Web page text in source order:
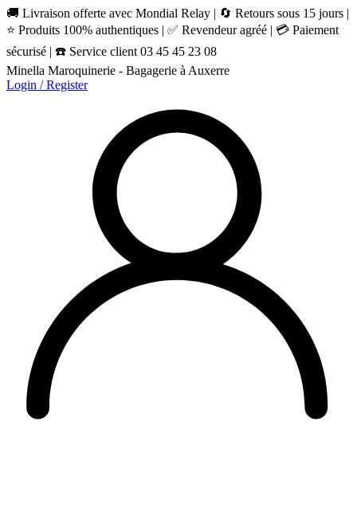
🚚 Livraison offerte avec Mondial Relay | 🔄 Retours sous 15 jours |
⭐ Produits 100% authentiques | ✅ Revendeur agréé | 💳 Paiement
sécurisé | ☎️ Service client 03 45 45 23 08
Minella Maroquinerie - Bagagerie à Auxerre
Login / Register